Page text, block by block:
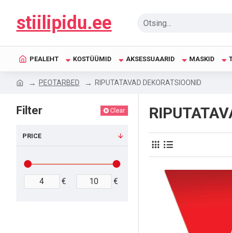
stiilipidu.ee
PEALEHT KOSTÜÜMID AKSESSUAARID MASKID
PEOTARBED RIPUTATAVAD DEKORATSIOONID
Filter Clear
PRICE
€ €